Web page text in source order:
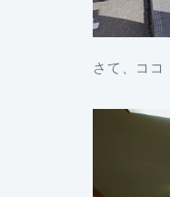
さて、ココ